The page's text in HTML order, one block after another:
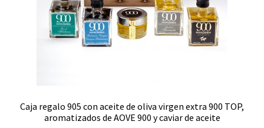
Caja regalo 905 con aceite de oliva virgen extra 900 TOP,
aromatizados de AOVE 900 y caviar de aceite